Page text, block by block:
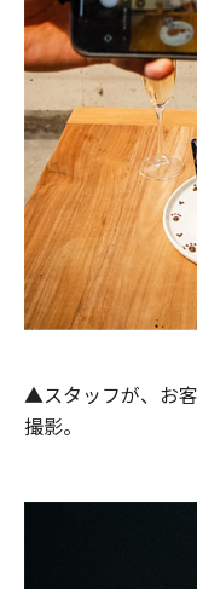
▲スタッフが、お
撮影。